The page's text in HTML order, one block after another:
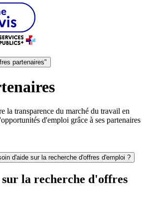
partenaires"
la transparence du marché du travail en
d'emploi grâce à ses partenaires
d'aide sur la recherche d'offres d'emploi ?
la recherche d'offres